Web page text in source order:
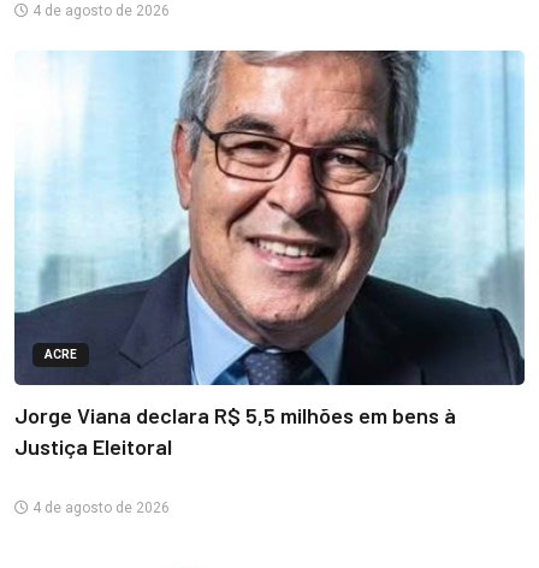
4 de agosto de 2026
ACRE
Jorge Viana declara R$ 5,5 milhões em bens à
Justiça Eleitoral
4 de agosto de 2026